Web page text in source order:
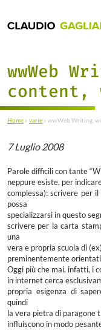
wwWeb
content,
Home » varie » wwWeb Writing,
7 Luglio 2008
Parole difficili con tante
neppure esiste, per
complessa): scrivere per
possa
specializzarsi in questo
scrivere per la carta
una
vera e propria scuola di
preminentemente
Oggi più che mai, infatti, i
in internet cerca
propria esigenza di
quindi
la vera pietra di paragone
influiscono in modo